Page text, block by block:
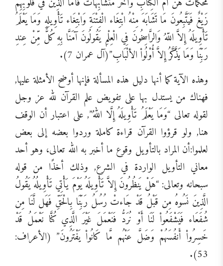
زَيْغٌ فَيَتَّبِعُونَ مَا تَشَابَهَ مِنْهُ ابْتِغَاء الْفِتْنَةِ وَابْتِغَاء تَأْوِيلِهِ وَمَا يَعْلَمُ
تَأْوِيلَهُ إِلاَّ اللّهُ وَالرَّاسِخُونَ فِي الْعِلْمِ يَقُولُونَ آمَنَّا بِهِ كُلٌّ مِّنْ عِندِ
رَبِّنَا وَمَا يَذَّكَّرُ إِلاَّ أُوْلُواْ الألْبَابِ”(آل عمران 7).
وهذه الآية كما أنها دليل هذه المسألة فإنها أوضح الأمثلة عليها,
فهناك من يستدل بها على تفويض علم القرآن لله عز وجل
لقوله تعالى “وَمَا يَعْلَمُ تَأْوِيلَهُ إِلَّا اللهُ”, على اعتبار أن الوقف
هنا, ولو قرؤوا القرآن قراءة كاملة وردوا بعضه إلى بعض
لعلموا:أن المراد بالتأويل وقوع ما أخبر به الله تعالى، وهو أحد
معاني التأويل الواردة في الشرع, وذلك أخذًا من قوله
سبحانه وتعالى: “هَلْ يَنظُرُونَ إِلاَّ تَأْوِيلَهُ يَوْمَ يَأْتِي تَأْوِيلُهُ يَقُولُ
الَّذِينَ نَسُوهُ مِن قَبْلُ قَدْ جَاءتْ رُسُلُ رَبِّنَا بِالْحَقِّ فَهَل لَّنَا مِن
شُفَعَاء فَيَشْفَعُواْ لَنَا أَوْ نُرَدُّ فَنَعْمَلَ غَيْرَ الَّذِي كُنَّا نَعْمَلُ قَدْ
خَسِرُواْ أَنفُسَهُمْ وَضَلَّ عَنْهُم مَّا كَانُواْ يَفْتَرُونَ” (الأعراف:
53).